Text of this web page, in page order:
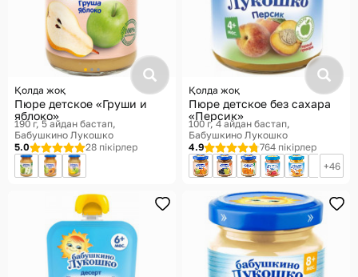
Қолда жоқ
Пюре детское «Груши и
яблоко»
190 г, 5 айдан бастап
Бабушкино Лукошко
5.0
28 пікірлер
Қолда жоқ
Пюре детское без сахара
«Персик»
100 г, 4 айдан бастап
Бабушкино Лукошко
4.9
764 пікірлер
46